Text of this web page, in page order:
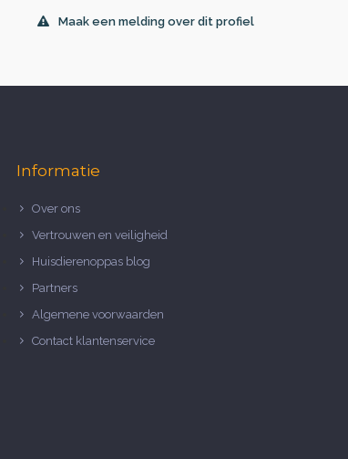
Maak een melding over dit profiel
Informatie
Over ons
Vertrouwen en veiligheid
Huisdierenoppas blog
Partners
Algemene voorwaarden
Contact klantenservice